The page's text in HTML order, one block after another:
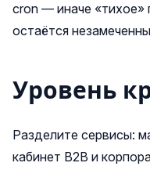
cron — иначе «тихое»
остаётся
Уровень
Разделите сервисы:
кабинет B2B и